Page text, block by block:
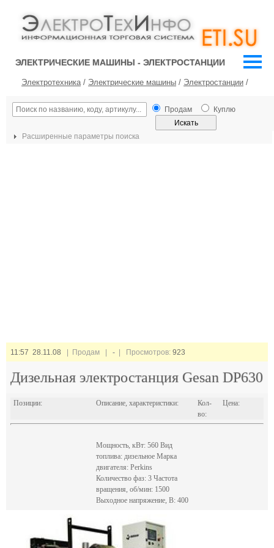
ЭЛЕКТРИЧЕСКИЕ МАШИНЫ - ЭЛЕКТРОСТАНЦИИ
Электротехника/ Электрические машины / Электростанции /
Продам Куплю
Расширенные параметры поиска
11:57 28.11.08 | Продам | - | Просмотров: 923
Дизельная электростанция Gesan DP630
Позиции: Описание, характеристики:
Кол-
во:
Цена:
Мощность, кВт: 560 Вид
топлива: дизельное Марка
двигателя: Perkins
Количество фаз: 3 Частота
вращения, об/мин: 1500
Выходное напряжение, В: 400